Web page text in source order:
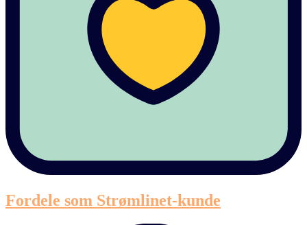
Fordele som Strømlinet-kunde